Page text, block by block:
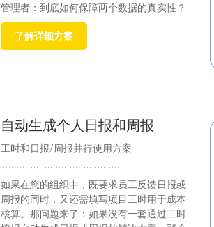
管理者：到底如何保障两个数据的真实性？
了解详细方案
自动生成个人日报和周报
工时和日报/周报并行使用方案
如果在您的组织中，既要求员工反馈日报或
周报的同时，又还需填写项目工时用于成本
核算。那问题来了：如果没有一套通过工时